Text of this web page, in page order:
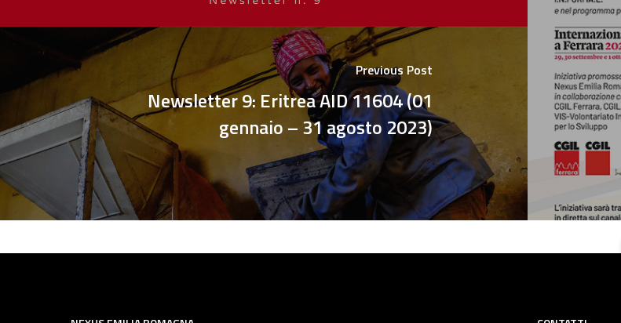
Previous Post
Newsletter 9: Eritrea AID 11604 (01
gennaio – 31 agosto 2023)